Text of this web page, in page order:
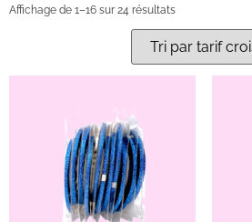
Affichage de 1–16 sur 24 résultats